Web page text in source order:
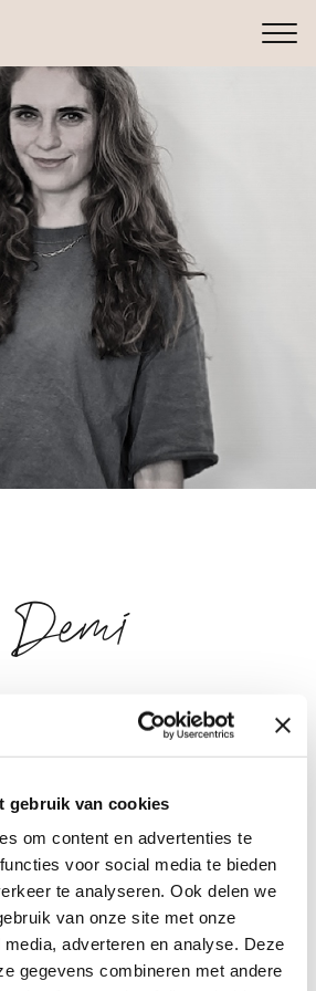
gebruik van cookies
om content en advertenties te
voor social media te bieden
te analyseren. Ook delen we
van onze site met onze
adverteren en analyse. Deze
gegevens combineren met andere
Demi
comes from her desire to bring
— especially during pregnancy. As a
good care of yourself during this
prenatal yoga, Demi guides you
and relaxing your body,
relaxation, and connecting with
in Yin, Hatha, and Vinyasa yoga
foundation for her